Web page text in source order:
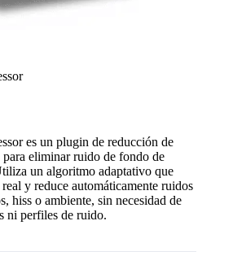
es un plugin de reducción de
eliminar ruido de fondo de
un algoritmo adaptativo que
y reduce automáticamente ruidos
hiss o ambiente, sin necesidad de
ni perfiles de ruido.